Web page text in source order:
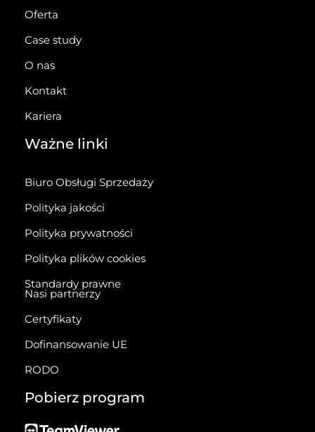
Oferta
Case study
O nas
Kontakt
Kariera
Ważne linki
Biuro Obsługi Sprzedaży
Polityka jakości
Polityka prywatności
Polityka plików cookies
Standardy prawne
Nasi partnerzy
Certyfikaty
Dofinansowanie UE
RODO
Pobierz program